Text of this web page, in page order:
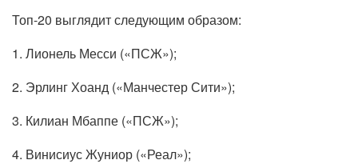
Топ-20 выглядит следующим образом:
1. Лионель Месси («ПСЖ»);
2. Эрлинг Хоанд («Манчестер Сити»);
3. Килиан Мбаппе («ПСЖ»);
4. Винисиус Жуниор («Реал»);